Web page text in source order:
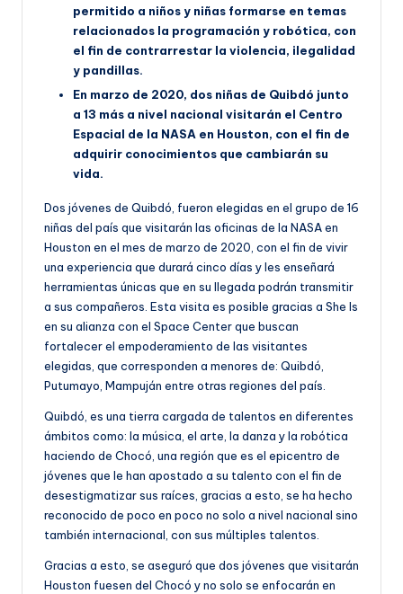
permitido a niños y niñas formarse en temas
relacionados la programación y robótica, con
el fin de contrarrestar la violencia, ilegalidad
y pandillas.
En marzo de 2020, dos niñas de Quibdó junto
a 13 más a nivel nacional visitarán el Centro
Espacial de la NASA en Houston, con el fin de
adquirir conocimientos que cambiarán su
vida.
Dos jóvenes de Quibdó, fueron elegidas en el grupo de 16
niñas del país que visitarán las oficinas de la NASA en
Houston en el mes de marzo de 2020, con el fin de vivir
una experiencia que durará cinco días y les enseñará
herramientas únicas que en su llegada podrán transmitir
a sus compañeros. Esta visita es posible gracias a She Is
en su alianza con el Space Center que buscan
fortalecer el empoderamiento de las visitantes
elegidas, que corresponden a menores de: Quibdó,
Putumayo, Mampuján entre otras regiones del país.
Quibdó, es una tierra cargada de talentos en diferentes
ámbitos como: la música, el arte, la danza y la robótica
haciendo de Chocó, una región que es el epicentro de
jóvenes que le han apostado a su talento con el fin de
desestigmatizar sus raíces, gracias a esto, se ha hecho
reconocido de poco en poco no solo a nivel nacional sino
también internacional, con sus múltiples talentos.
Gracias a esto, se aseguró que dos jóvenes que visitarán
Houston fuesen del Chocó y no solo se enfocarán en